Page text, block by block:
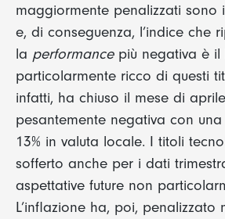
maggiormente penalizzati sono
e, di conseguenza, l’indice che
la performancepiù negativa è il
particolarmente ricco di questi
infatti, ha chiuso il mese di
pesantemente negativa con
13% in valuta locale. I titoli
sofferto anche per i dati
aspettative future non
L’inflazione ha, poi, penalizzato